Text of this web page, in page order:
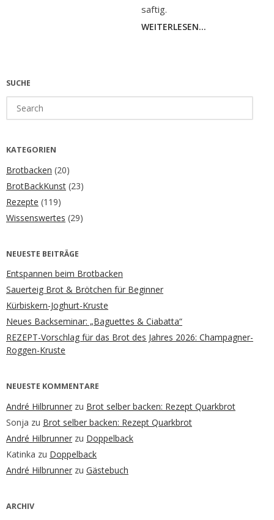
saftig.
WEITERLESEN...
SUCHE
for:
KATEGORIEN
Brotbacken (20)
BrotBackKunst (23)
Rezepte (119)
Wissenswertes (29)
NEUESTE BEITRÄGE
Entspannen beim Brotbacken
Sauerteig Brot & Brötchen für Beginner
Kürbiskern-Joghurt-Kruste
Neues Backseminar: „Baguettes & Ciabatta“
REZEPT-Vorschlag für das Brot des Jahres 2026: Champagner-
Roggen-Kruste
NEUESTE KOMMENTARE
André Hilbrunner zu Brot selber backen: Rezept Quarkbrot
Sonja zu Brot selber backen: Rezept Quarkbrot
André Hilbrunner zu Doppelback
Katinka zu Doppelback
André Hilbrunner zu Gästebuch
ARCHIV